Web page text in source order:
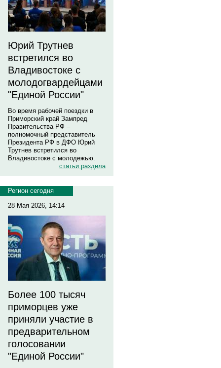
Юрий Трутнев
встретился во
Владивостоке с
молодогвардейцами
"Единой России"
Во время рабочей поездки в
Приморский край Зампред
Правительства РФ –
полномочный представитель
Президента РФ в ДФО Юрий
Трутнев встретился во
Владивостоке с молодежью.
статьи раздела
Регион сегодня
28 Мая 2026, 14:14
Более 100 тысяч
приморцев уже
приняли участие в
предварительном
голосовании
"Единой России"